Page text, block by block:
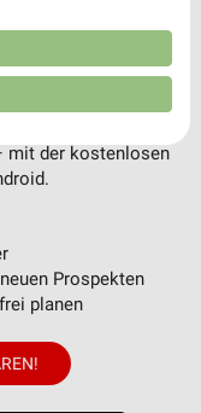
App
mit der kostenlosen
Prospekten
planen
Entwicklung und
Daten zur Auswahl
und in die
von